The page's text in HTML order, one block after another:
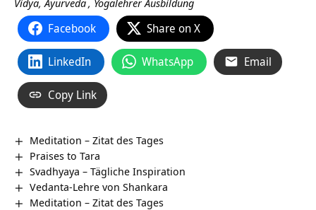
Facebook Share on X
LinkedIn WhatsApp Email
Copy Link
Meditation – Zitat des Tages
Praises to Tara
Svadhyaya – Tägliche Inspiration
Vedanta-Lehre von Shankara
Meditation – Zitat des Tages